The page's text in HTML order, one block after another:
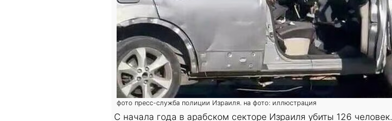
фото пресс-служба полиции Израиля. на фото: иллюстрация
С начала года в арабском секторе Израиля убиты 126 человек.